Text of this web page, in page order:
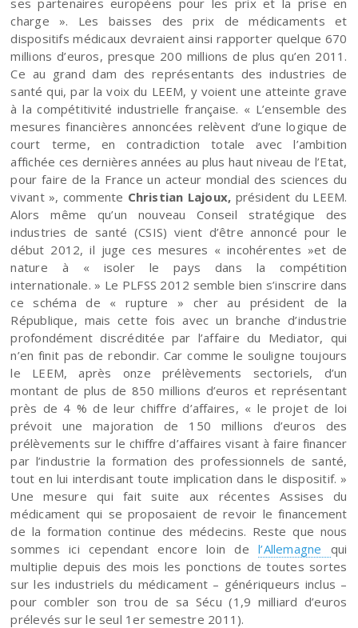
charge ». Les baisses des prix de médicaments et
dispositifs médicaux devraient ainsi rapporter quelque 670
millions d’euros, presque 200 millions de plus qu’en 2011.
Ce au grand dam des représentants des industries de
santé qui, par la voix du LEEM, y voient une atteinte grave
à la compétitivité industrielle française. « L’ensemble des
mesures financières annoncées relèvent d’une logique de
court terme, en contradiction totale avec l’ambition
affichée ces dernières années au plus haut niveau de l’Etat,
pour faire de la France un acteur mondial des sciences du
vivant », commente Christian Lajoux, président du LEEM.
Alors même qu’un nouveau Conseil stratégique des
industries de santé (CSIS) vient d’être annoncé pour le
début 2012, il juge ces mesures « incohérentes »et de
nature à « isoler le pays dans la compétition
internationale. » Le PLFSS 2012 semble bien s’inscrire dans
ce schéma de « rupture » cher au président de la
République, mais cette fois avec un branche d’industrie
profondément discréditée par l’affaire du Mediator, qui
n’en finit pas de rebondir. Car comme le souligne toujours
le LEEM, après onze prélèvements sectoriels, d’un
montant de plus de 850 millions d’euros et représentant
près de 4 % de leur chiffre d’affaires, « le projet de loi
prévoit une majoration de 150 millions d’euros des
prélèvements sur le chiffre d’affaires visant à faire financer
par l’industrie la formation des professionnels de santé,
tout en lui interdisant toute implication dans le dispositif. »
Une mesure qui fait suite aux récentes Assises du
médicament qui se proposaient de revoir le financement
de la formation continue des médecins. Reste que nous
sommes ici cependant encore loin del’Allemagne qui
multiplie depuis des mois les ponctions de toutes sortes
sur les industriels du médicament – génériqueurs inclus –
pour combler son trou de sa Sécu (1,9 milliard d’euros
prélevés sur le seul 1er semestre 2011).